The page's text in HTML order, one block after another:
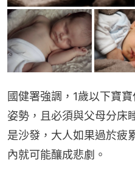
國健署強調，1歲以下寶
姿勢，且必須與父母分床
是沙發，大人如果過於疲
內就可能釀成悲劇。